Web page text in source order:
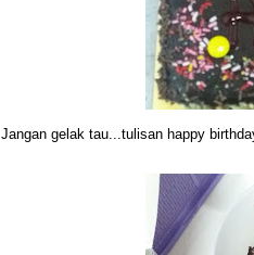
Jangan gelak tau...tulisan happy